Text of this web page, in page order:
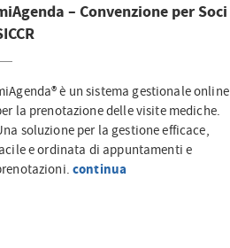
– Convenzione per Soci
è un sistema gestionale online
la prenotazione delle visite mediche.
soluzione per la gestione efficace,
e ordinata di appuntamenti e
continua